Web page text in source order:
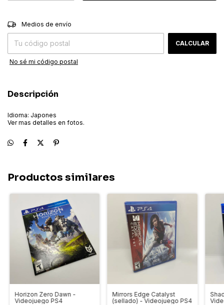
Entregas para el CP:
Medios de envío
CALCULAR
No sé mi código postal
Descripción
Idioma: Japones
Ver mas detalles en fotos.
Productos similares
Horizon Zero Dawn -
Videojuego PS4
Mirrors Edge Catalyst
(sellado) - Videojuego PS4